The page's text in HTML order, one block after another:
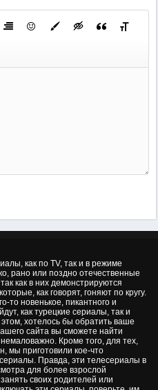
как по TV, так и в режиме
рано или поздно отечественные
как в них демонстрируются
как говорят, гоняют по кругу.
то новенькое, пикантного и
как турецкие сериалы, так и
хотелось бы обратить ваше
сайта вы сможете найти
Кроме того, для тех,
мы приготовили кое-что
Правда, эти телесериалы в
для более взрослой
своих родителей или